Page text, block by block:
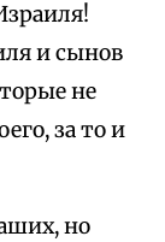
и сынов
не
за то и
но